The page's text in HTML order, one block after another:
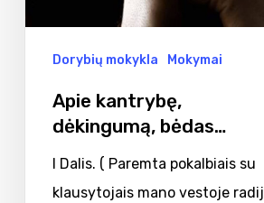
Dorybių mokykla Mokymai
Apie kantrybę,
dėkingumą, bėdas…
I Dalis. ( Paremta pokalbiais su
klausytojais mano vestoje